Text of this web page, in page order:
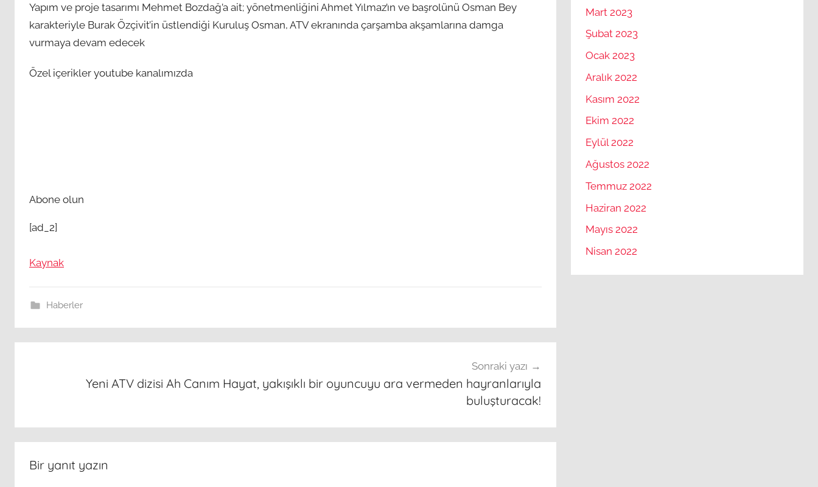
Yapım ve proje tasarımı Mehmet Bozdağ’a ait; yönetmenliğini Ahmet Yılmaz’ın ve başrolünü Osman Bey
karakteriyle Burak Özçivit’in üstlendiği Kuruluş Osman, ATV ekranında çarşamba akşamlarına damga
vurmaya devam edecek
Özel içerikler youtube kanalımızda
Abone olun
[ad_2]
Kaynak
Haberler
Sonraki yazı
Yeni ATV dizisi Ah Canım Hayat, yakışıklı bir oyuncuyu ara vermeden hayranlarıyla
buluşturacak!
Bir yanıt yazın
Mart 2023
Şubat 2023
Ocak 2023
Aralık 2022
Kasım 2022
Ekim 2022
Eylül 2022
Ağustos 2022
Temmuz 2022
Haziran 2022
Mayıs 2022
Nisan 2022